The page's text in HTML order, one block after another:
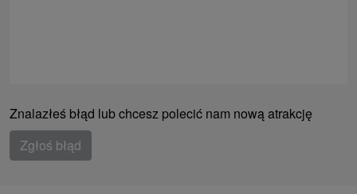
Znalazłeś błąd lub chcesz polecić nam nową atrakcję
Zgłoś błąd